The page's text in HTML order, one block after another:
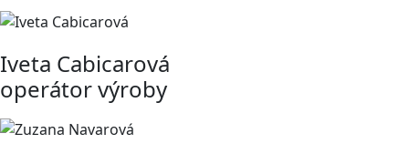
Iveta Cabicarová
operátor výroby